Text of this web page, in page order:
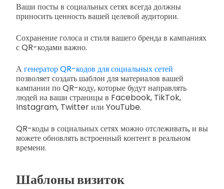
Ваши посты в социальных сетях всегда должны
приносить ценность вашей целевой аудитории.
Сохранение голоса и стиля вашего бренда в кампаниях
с QR-кодами важно.
Агенератор QR-кодов для социальных сетей
позволяет создать шаблон для материалов вашей
кампании по QR-коду, которые будут направлять
людей на ваши страницы в Facebook, TikTok,
Instagram, Twitter или YouTube.
QR-коды в социальных сетях можно отслеживать, и вы
можете обновлять встроенный контент в реальном
времени.
Шаблоны визиток